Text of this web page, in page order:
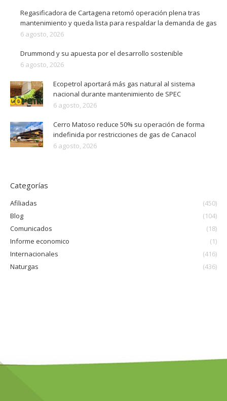
Regasificadora de Cartagena retomó operación plena tras
mantenimiento y queda lista para respaldar la demanda de gas
6 agosto, 2026
Drummond y su apuesta por el desarrollo sostenible
6 agosto, 2026
Ecopetrol aportará más gas natural al sistema
nacional durante mantenimiento de SPEC
6 agosto, 2026
Cerro Matoso reduce 50% su operación de forma
indefinida por restricciones de gas de Canacol
6 agosto, 2026
Categorías
Afiliadas
(450)
Blog
(104)
Comunicados
(18)
Informe economico
(1)
Internacionales
(416)
Naturgas
(436)